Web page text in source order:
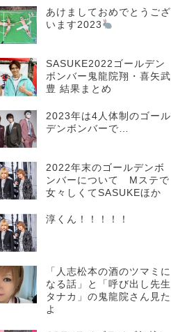
あけましておめでとうござ
います2023
SASUKE2022ゴールデン
ボンバー鬼龍院翔・喜矢武
豊 結果まとめ
2023年は4人体制のゴール
デンボンバーで…
2022年末のゴールデンボ
ンバーについて Mステで
女々しくてSASUKEほか
淳くん！！！！！
「人志松本の酒のツマミに
なる話」と「呼び出し先生
タナカ」の鬼龍院さん見た
よ